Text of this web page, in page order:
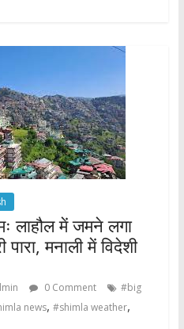
लाहौल में जमने लगा
मनाली में विदेशी
0 Comment
#big
news, #shimla weather,